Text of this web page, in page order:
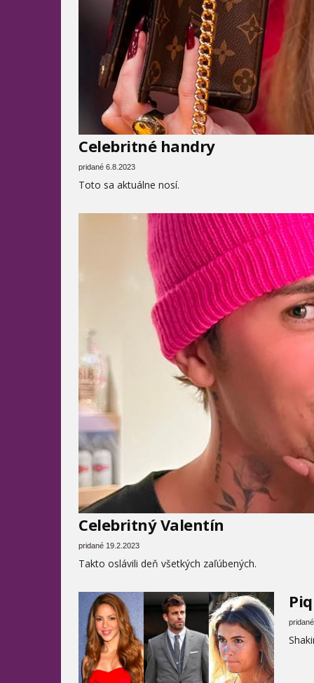
Celebritné handry
pridané 6.8.2023
Toto sa aktuálne nosí.
Celebritný Valentín
pridané 19.2.2023
Takto oslávili deň všetkých zaľúbených.